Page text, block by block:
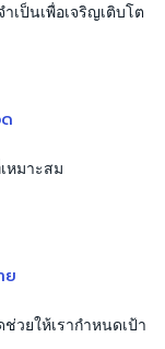
เป็นเพื่อเจริญเติบโต
หมาะสม
ย
วยให้เรากำหนดเป้า